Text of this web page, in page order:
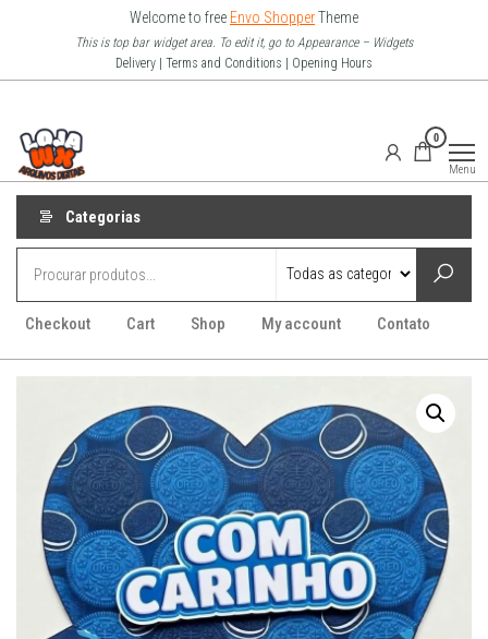
o
Welcome to free Envo ShopperTheme
This is top bar widget area. To edit it, go to Appearance – Widgets
Delivery | Terms and Conditions | Opening Hours
Arquivo
Digitais
0
Menu
Categorias
Checkout Cart Shop My account Contato